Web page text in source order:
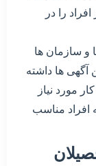
را در
و سازمان ها
آگهی ها داشته
مورد نیاز
مناسب